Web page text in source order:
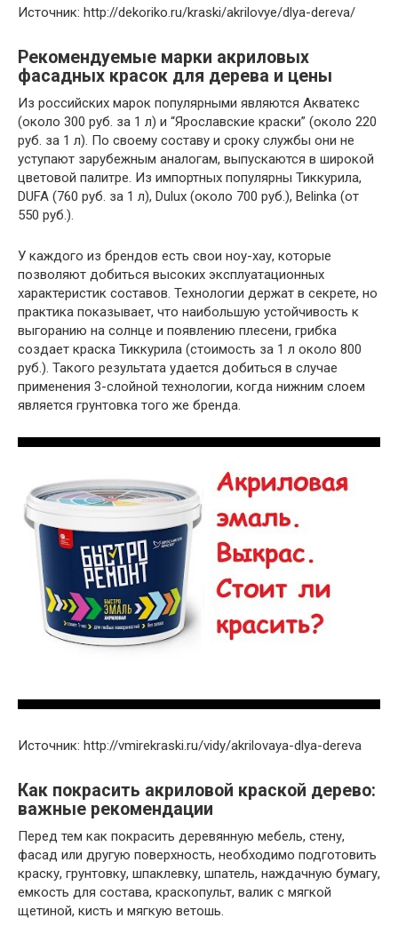
Источник: http://dekoriko.ru/kraski/akrilovye/dlya-dereva/
Рекомендуемые марки акриловых
фасадных красок для дерева и цены
Из российских марок популярными являются Акватекс
(около 300 руб. за 1 л) и “Ярославские краски” (около 220
руб. за 1 л). По своему составу и сроку службы они не
уступают зарубежным аналогам, выпускаются в широкой
цветовой палитре. Из импортных популярны Тиккурила,
DUFA (760 руб. за 1 л), Dulux (около 700 руб.), Belinka (от
550 руб.).
У каждого из брендов есть свои ноу-хау, которые
позволяют добиться высоких эксплуатационных
характеристик составов. Технологии держат в секрете, но
практика показывает, что наибольшую устойчивость к
выгоранию на солнце и появлению плесени, грибка
создает краска Тиккурила (стоимость за 1 л около 800
руб.). Такого результата удается добиться в случае
применения 3-слойной технологии, когда нижним слоем
является грунтовка того же бренда.
Источник: http://vmirekraski.ru/vidy/akrilovaya-dlya-dereva
Как покрасить акриловой краской дерево:
важные рекомендации
Перед тем как покрасить деревянную мебель, стену,
фасад или другую поверхность, необходимо подготовить
краску, грунтовку, шпаклевку, шпатель, наждачную бумагу,
емкость для состава, краскопульт, валик с мягкой
щетиной, кисть и мягкую ветошь.